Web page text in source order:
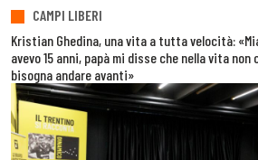
CAMPI LIBERI
Kristian Ghedina, una vita a tutta velocità:
avevo 15 anni, papà mi disse che nella vita non
bisogna andare avanti»